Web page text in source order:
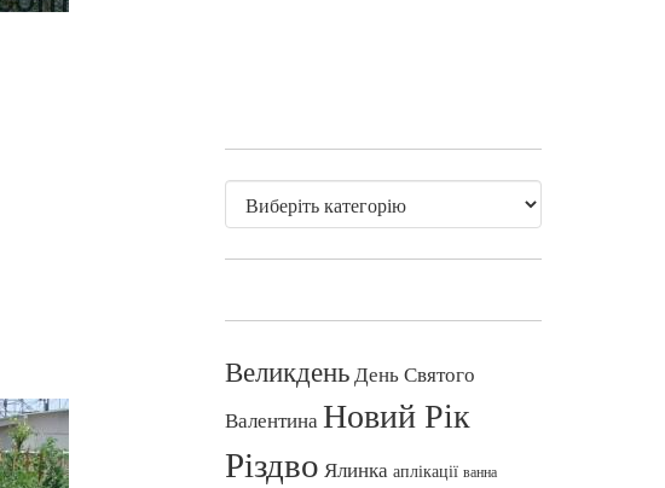
ВеликденьДень Святого
ВалентинаНовий Рік
Різдво Ялинка аплікації ванна